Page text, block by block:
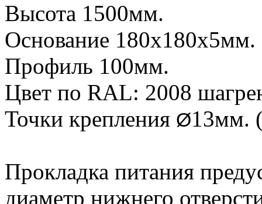
Высота 1500мм.
Основание 180х180х5мм.
Профиль 100мм.
Цвет по RAL: 2008
Точки крепления Ø13мм.
Прокладка питания
диаметр нижнего